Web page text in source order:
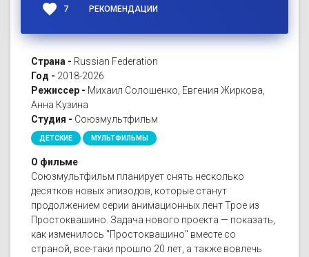
favorite 7 РЕКОМЕНДАЦИИ
Страна - Russian Federation
Год - 2018-2026
Режиссер - Михаил Солошенко, Евгения Жиркова,
Анна Кузина
Студия - Союзмультфильм
ДЕТСКИЕ МУЛЬТФИЛЬМЫ
О фильме
Союзмультфильм планирует снять несколько
десятков новых эпизодов, которые станут
продолжением серии анимационных лент Трое из
Простоквашино. Задача нового проекта — показать,
как изменилось "Простоквашино" вместе со
страной, все-таки прошло 20 лет, а также вовлечь